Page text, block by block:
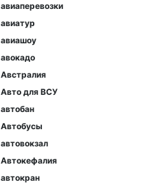
авиаперевозки
авиатур
авиашоу
авокадо
Австралия
Авто для ВСУ
автобан
Автобусы
автовокзал
Автокефалия
автокран